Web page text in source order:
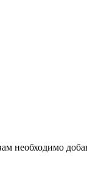
необходимо